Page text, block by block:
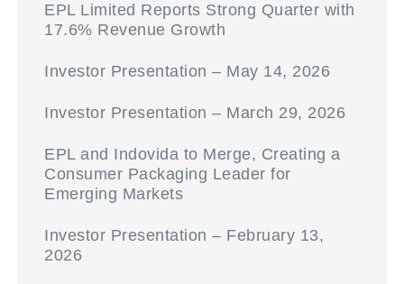
EPL Limited Reports Strong Quarter with
17.6% Revenue Growth
Investor Presentation – May 14, 2026
Investor Presentation – March 29, 2026
EPL and Indovida to Merge, Creating a
Consumer Packaging Leader for
Emerging Markets
Investor Presentation – February 13,
2026